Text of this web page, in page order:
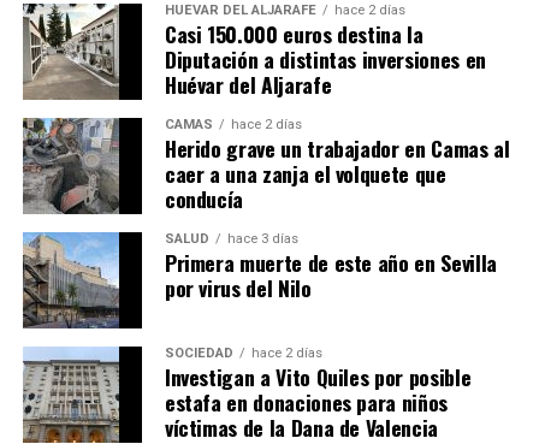
HUÉVAR DEL ALJARAFE hace 2 días
Casi 150.000 euros destina la
Diputación a distintas inversiones en
Huévar del Aljarafe
CAMAS hace 2 días
Herido grave un trabajador en Camas al
caer a una zanja el volquete que
conducía
SALUD hace 3 días
Primera muerte de este año en Sevilla
por virus del Nilo
SOCIEDAD hace 2 días
Investigan a Vito Quiles por posible
estafa en donaciones para niños
víctimas de la Dana de Valencia